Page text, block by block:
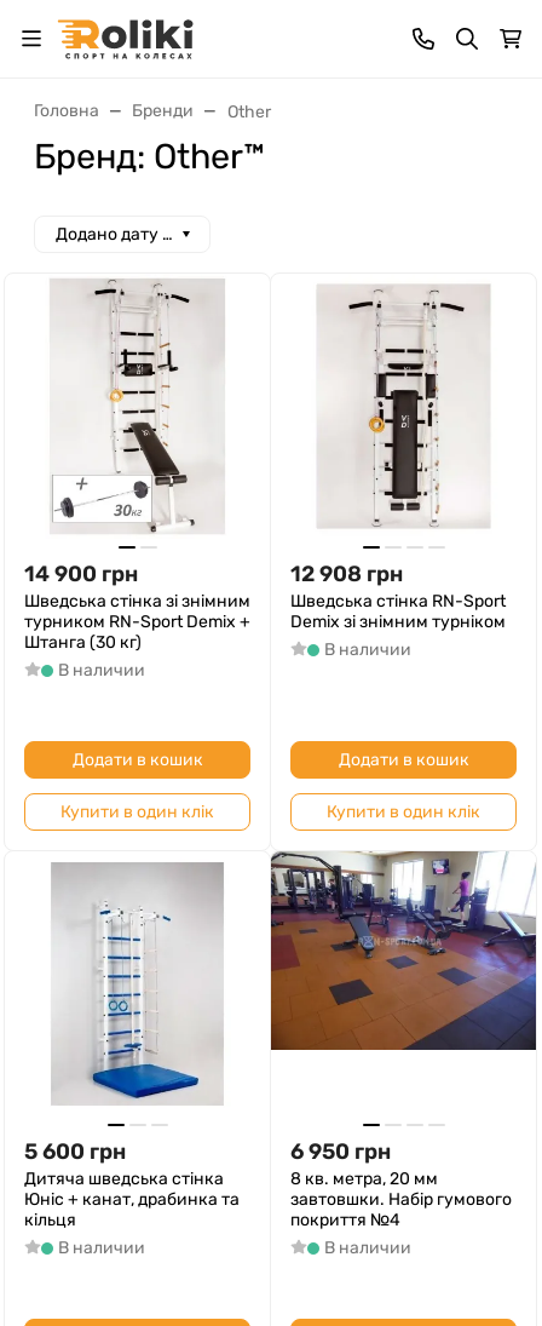
Головна Бренди Other
Бренд: Other™
Додано дату спад
14 900 грн
Шведська стінка зі знімним
турником RN-Sport Demix +
Штанга (30 кг)
В наличии
Додати в кошик
Купити в один клік
12 908 грн
Шведська стінка RN-Sport
Demix зі знімним турніком
В наличии
Додати в кошик
Купити в один клік
5 600 грн
Дитяча шведська стінка
Юніс + канат, драбинка та
кільця
В наличии
6 950 грн
8 кв. метра, 20 мм
завтовшки. Набір гумового
покриття №4
В наличии